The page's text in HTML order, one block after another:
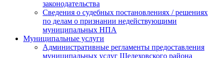
законодательства
Сведения о судебных постановлениях / решениях
по делам о признании недействующими
муниципальных НПА
Муниципальные услуги
Административные регламенты предоставления
муниципальных услуг Шелеховского района